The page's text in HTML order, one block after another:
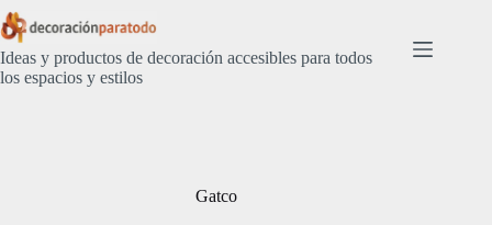
Saltar
al
contenido
Ideas y productos de decoración accesibles para todos
los espacios y estilos
Gatco